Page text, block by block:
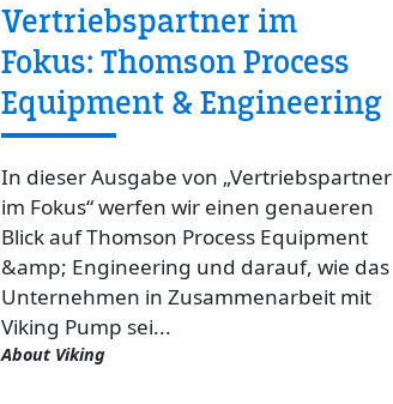
Vertriebspartner im
Fokus: Thomson Process
Equipment & Engineering
In dieser Ausgabe von „Vertriebspartner
im Fokus“ werfen wir einen genaueren
Blick auf Thomson Process Equipment
&amp; Engineering und darauf, wie das
Unternehmen in Zusammenarbeit mit
Viking Pump sei...
About Viking